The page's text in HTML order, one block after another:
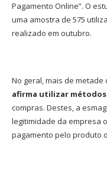
Pagamento Online”. O
uma amostra de 575
realizado em outubro.
No geral, mais de
afirma utilizar
compras. Destes, a
legitimidade da empresa
pagamento pelo produto